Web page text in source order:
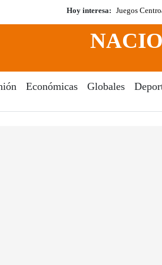
Hoy interesa: Juegos
Económicas Globales